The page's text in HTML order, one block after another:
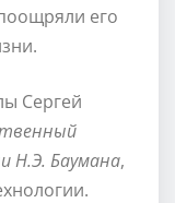
его
Сергей
Н.Э. Баумана,